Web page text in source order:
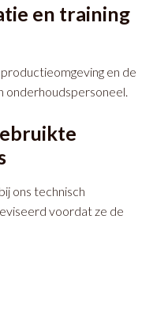
en training
en de
onderhoudspersoneel.
ons technisch
voordat ze de